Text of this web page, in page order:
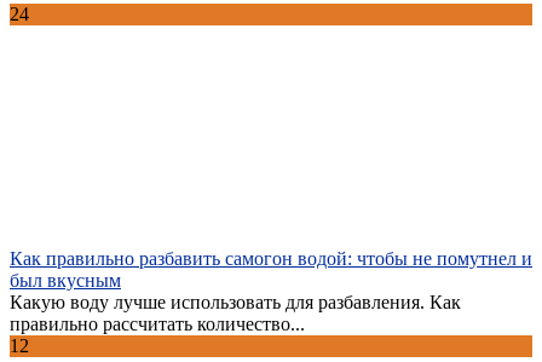
24
Как правильно разбавить самогон водой: чтобы не помутнел и
был вкусным
Какую воду лучше использовать для разбавления. Как
правильно рассчитать количество...
12